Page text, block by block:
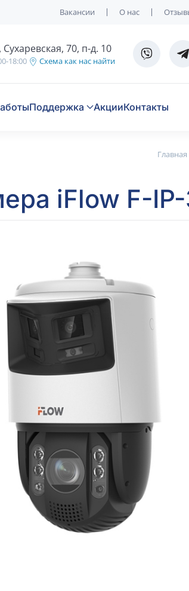
Вакансии О нас
70, п-д. 10
18:00 Схема как нас найти
Поддержка АкцииКонтакты
Главная
iFlow F-